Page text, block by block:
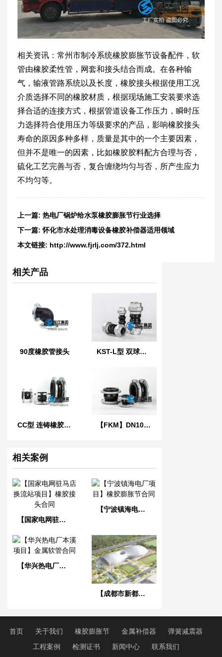
相关资讯：常州市制冷系统橡胶膨胀节设备配件，软
管由橡胶柔性管，网套和接头结合而成。在各种输
气，输液管路系统以及长度，橡胶接头根据使用工况
介质选择不同的橡胶材质，根据现场施工安装要求选
择合适的连接方式，根据管道设备工作压力，瞬时压
力选择符合使用压力等级要求的产品，影响橡胶接头
寿命的原因多种多样，质量是其中的一个主要因素，
但并不是唯一的因素，比如橡胶胶料配方合理与否，
硫化工艺完善与否，复合缠绕均匀与否，所产生应力
不均匀等。
上一篇: 热电厂锅炉给水泵橡胶膨胀节行业选择
下一篇:怀化市水处理消毒设备橡胶补偿器适用领域
本文链接: http://www.fjrlj.com/372.html
相关产品
90度橡胶管接头 KST-L型 双球体螺纹橡胶接头
CC型 连铸橡胶软连接 【FKM】DN100氟橡胶挠性接管
相关案例
【国家电网驻马店换流站项目】橡胶接头合同
【宁波镇海电厂项目】橡胶膨胀节合同
【华兴热电厂本溪项目】金属软管合同
【成都市新都香城体育中心】弹簧减震器合同
首页 关于我们 橡胶膨胀节 金属补偿器
弹簧减震器
工程案例
检测证书 新闻中心 联系我们